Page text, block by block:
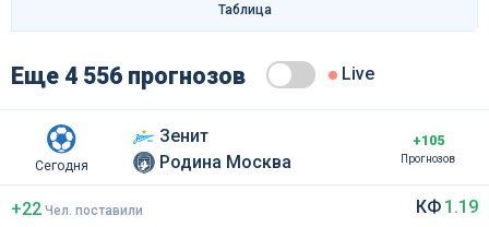
Таблица
Еще 4 556 прогнозов Live
Сегодня
Зенит
Родина Москва
+105
Прогнозов
+22 Чел поставили
КФ 1.19